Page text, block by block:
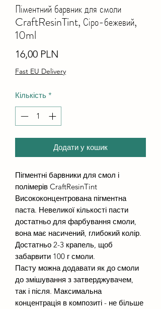
Піментний барвник для смоли
CraftResinTint, Сіро-бежевий,
10ml
16,00 PLN
Fast EU Delivery
Кількість *
Додати у кошик
Пігментні барвники для смол і
полімерів CraftResinTint
Висококонцентрована пігментна
паста. Невеликої кількості пасти
достатньо для фарбування смоли,
вона має насичений, глибокий колір.
Достатньо 2-3 крапель, щоб
забарвити 100 г смоли.
Пасту можна додавати як до смоли
до змішування з затверджувачем,
так і після. Максимальна
концентрація в композиті - не більше